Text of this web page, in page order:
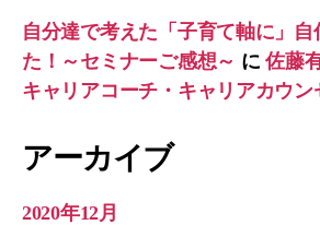
自分達で考えた「子育て軸に」自
た！～セミナーご感想～ に佐藤
キャリアコーチ・キャリアカウン
アーカイブ
2020年12月